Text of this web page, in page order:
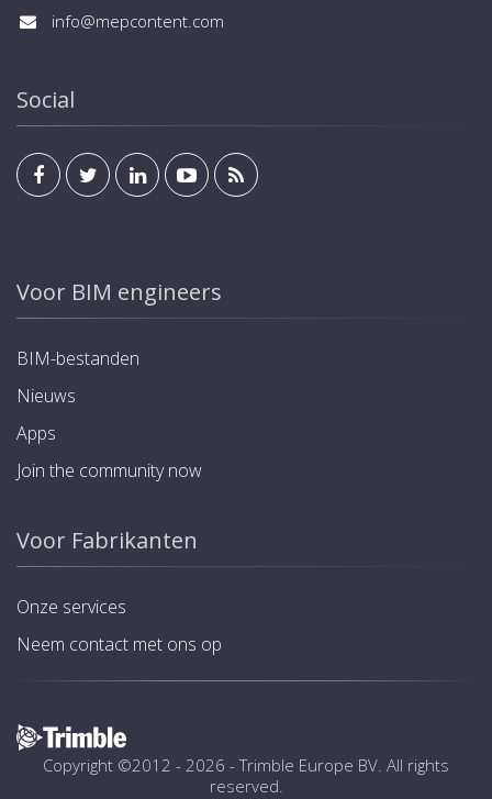
info@mepcontent.com
Social
Voor BIM engineers
BIM-bestanden
Nieuws
Apps
Join the community now
Voor Fabrikanten
Onze services
Neem contact met ons op
Copyright ©2012 - 2026 -Trimble Europe BV . All rights
reserved.